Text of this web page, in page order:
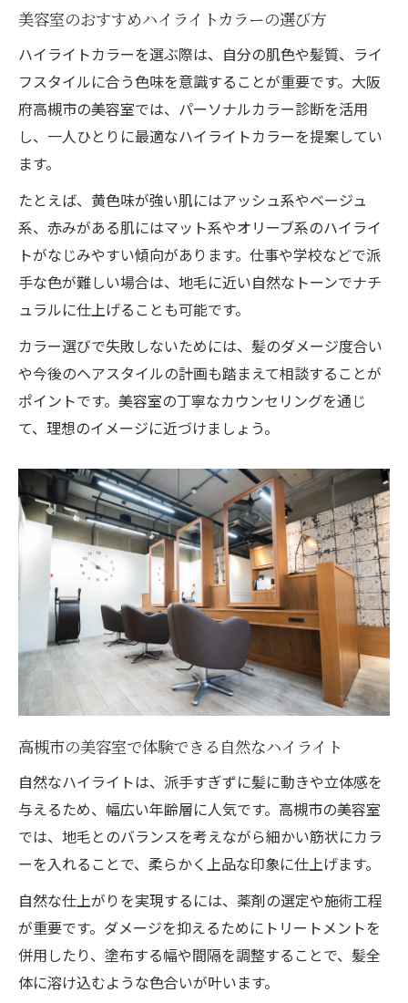
美容室のおすすめハイライトカラーの選び方
ハイライトカラーを選ぶ際は、自分の肌色や髪質、ライ
フスタイルに合う色味を意識することが重要です。大阪
府高槻市の美容室では、パーソナルカラー診断を活用
し、一人ひとりに最適なハイライトカラーを提案してい
ます。
たとえば、黄色味が強い肌にはアッシュ系やベージュ
系、赤みがある肌にはマット系やオリーブ系のハイライ
トがなじみやすい傾向があります。仕事や学校などで派
手な色が難しい場合は、地毛に近い自然なトーンでナチ
ュラルに仕上げることも可能です。
カラー選びで失敗しないためには、髪のダメージ度合い
や今後のヘアスタイルの計画も踏まえて相談することが
ポイントです。美容室の丁寧なカウンセリングを通じ
て、理想のイメージに近づけましょう。
高槻市の美容室で体験できる自然なハイライト
自然なハイライトは、派手すぎずに髪に動きや立体感を
与えるため、幅広い年齢層に人気です。高槻市の美容室
では、地毛とのバランスを考えながら細かい筋状にカラ
ーを入れることで、柔らかく上品な印象に仕上げます。
自然な仕上がりを実現するには、薬剤の選定や施術工程
が重要です。ダメージを抑えるためにトリートメントを
併用したり、塗布する幅や間隔を調整することで、髪全
体に溶け込むような色合いが叶います。